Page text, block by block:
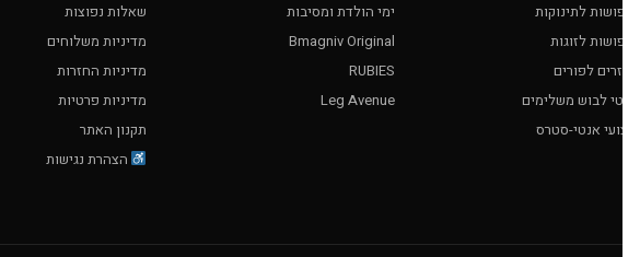
תחפושות לתינוקות
תחפושות לזוגות
אביזרים לפורים
פריטי לבוש משלימים
צעצועי אנטי-סטרס
ימי הולדת ומסיבות
Bmagniv Original
RUBIES
Leg Avenue
שאלות נפוצות
מדיניות משלוחים
מדיניות החזרות
מדיניות פרטיות
תקנון האתר
הצהרת נגישות